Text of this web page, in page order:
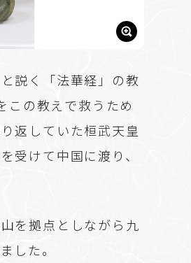
説く「法華経」の教
この教えで救うため
返していた桓武天皇
受けて中国に渡り、
を拠点としながら九
した。